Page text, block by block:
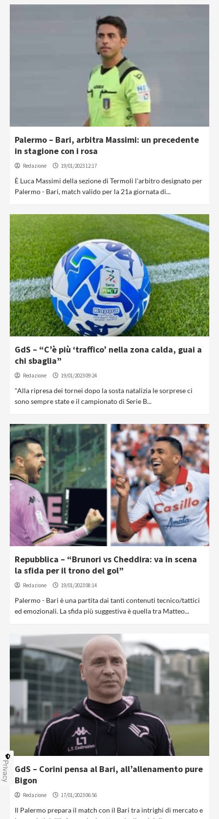
Palermo – Bari, arbitra Massimi: un precedente
in stagione con i rosa
Redazione 19/01/2023 12:17
È Luca Massimi della sezione di Termoli l'arbitro designato per
Palermo - Bari, match valido per la 21a giornata di...
GdS – “C’è più ‘traffico’ nella zona calda, guai a
chi sbaglia”
Redazione 19/01/2023 09:24
"Alla ripresa dei tornei dopo la sosta natalizia le sorprese ci
sono sempre state e il campionato di Serie B...
Repubblica – “Brunori vs Cheddira: va in scena
la sfida per il trono del gol”
Redazione 19/01/2023 08:14
Palermo - Bari è una partita dai tanti contenuti tecnico/tattici
ed emozionali. La sfida più suggestiva è quella tra Matteo...
GdS – Corini pensa al Bari, all’allenamento pure
Bigon
Redazione 17/01/2023 06:56
Il Palermo prepara il match con il Bari tra intrighi di mercato e
Privacy